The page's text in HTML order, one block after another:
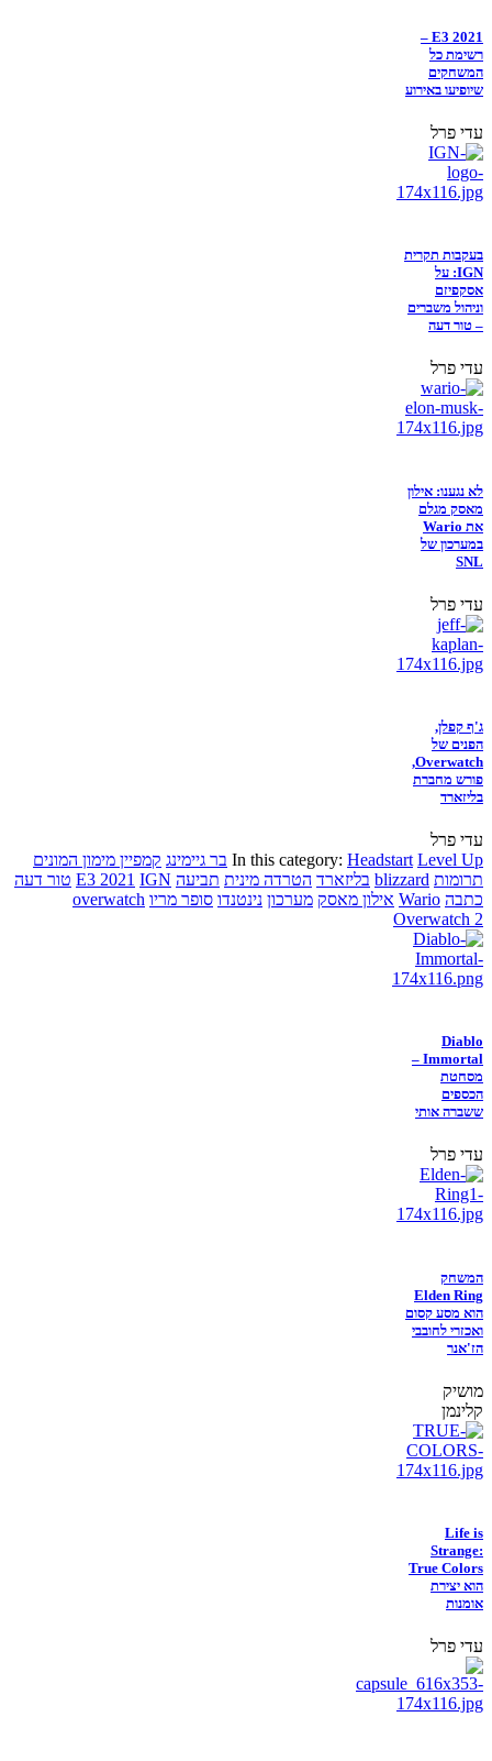
E3 2021 –
רשימת כל
המשחקים
שיופיעו באירוע
עדי פרל
בעקבות תקרית
IGN: על
אסקפיזם
וניהול משברים
– טור דעה
עדי פרל
לא נגענו: אילון
מאסק מגלם
את Wario
במערכון של
SNL
עדי פרל
ג'ף קפלן,
הפנים של
Overwatch,
פורש מחברת
בליזארד
עדי פרל
In this category: Headstart Level Up בר גיימינג קמפיין מימון המונים
תרומות blizzard בליזארד הטרדה מינית תביעה E3 2021 IGN
טור דעה
כתבה Wario אילון מאסק מערכון נינטנדו סופר מריו overwatch
Overwatch 2
Diablo
Immortal –
מסחטת
הכספים
ששברה אותי
עדי פרל
המשחק
Elden Ring
הוא מסע קסום
ואכזרי לחובבי
הז'אנר
מושיק
קלינמן
Life is
Strange:
True Colors
הוא יצירת
אומנות
עדי פרל